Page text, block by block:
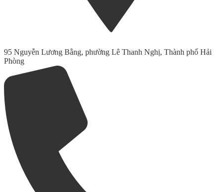
95 Nguyễn Lương Bằng, phường Lê Thanh Nghị, Thành phố Hải
Phòng